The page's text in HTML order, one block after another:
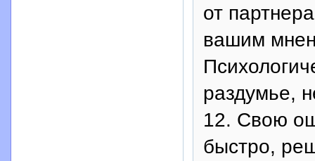
от
вашим
раздумье,
12. Свою
быстро,